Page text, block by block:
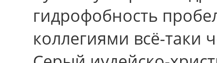
гидрофобность
коллегиями всё-таки